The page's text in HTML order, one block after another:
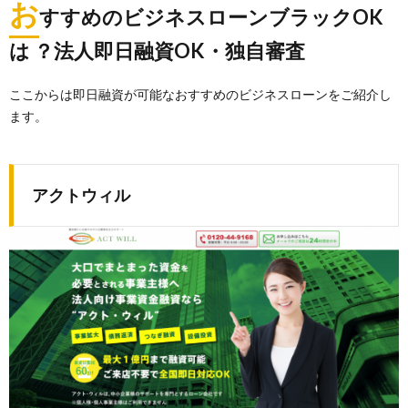
おすすめのビジネスローンブラックOK
は ？法人即日融資OK・独自審査
ここからは即日融資が可能なおすすめのビジネスローンをご紹介し
ます。
アクトウィル